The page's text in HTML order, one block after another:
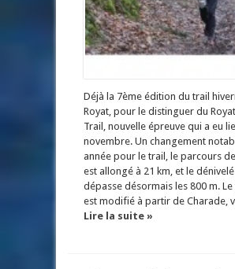
Déjà la 7ème édition du trail
Royat, pour le distinguer du
Trail, nouvelle épreuve qui a eu
novembre. Un changement
année pour le trail, le parcours
est allongé à 21 km, et le
dépasse désormais les 800 m. Le
est modifié à partir de Charade,
Lire la suite »